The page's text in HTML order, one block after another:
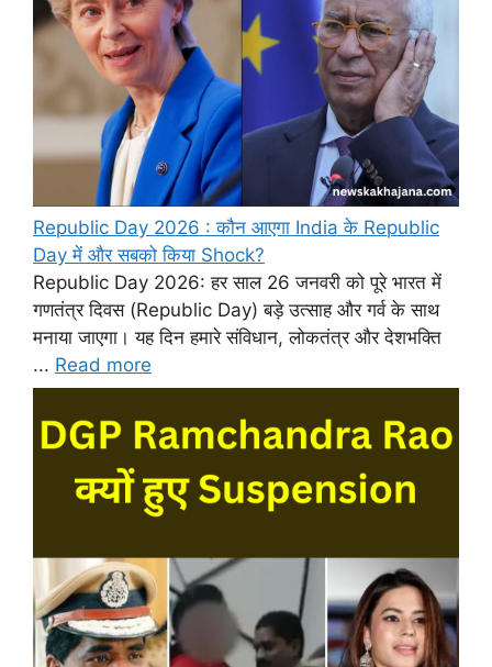
Republic Day 2026 : कौन आएगा India के Republic
Day में और सबको किया Shock?
Republic Day 2026: हर साल 26 जनवरी को पूरे भारत में
गणतंत्र दिवस (Republic Day) बड़े उत्साह और गर्व के साथ
मनाया जाएगा। यह दिन हमारे संविधान, लोकतंत्र और देशभक्ति
... Read more